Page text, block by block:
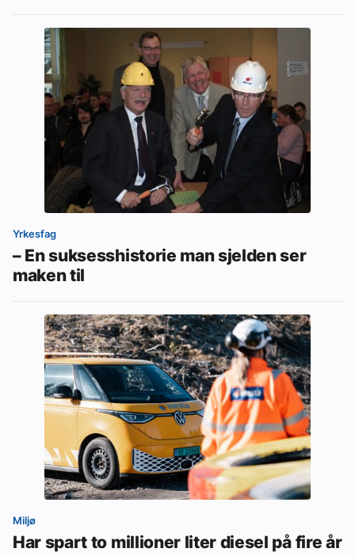
Yrkesfag
– En suksesshistorie man sjelden ser
maken til
Miljø
Har spart to millioner liter diesel på fire år